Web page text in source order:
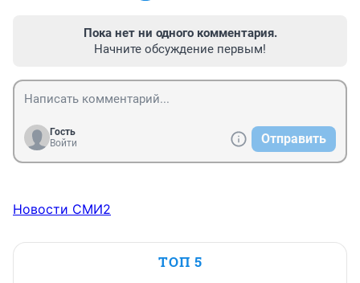
Пока нет ни одного комментария.
Начните обсуждение первым!
Гость
Войти
Отправить
Новости СМИ2
ТОП 5